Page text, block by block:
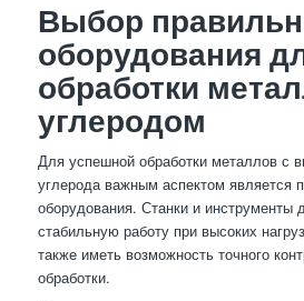
Выбор
оборудования
обработки
углеродом
Для успешной обработки металлов с
углерода важным аспектом является
оборудования. Станки и инструменты
стабильную работу при высоких
также иметь возможность точного
обработки.